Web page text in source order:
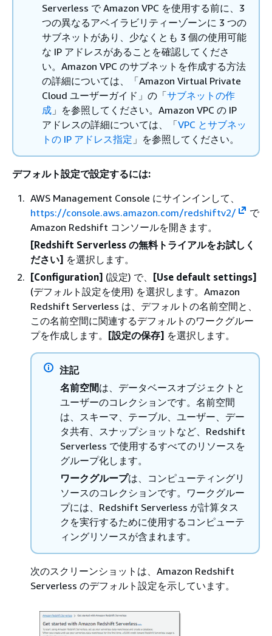
Serverless で Amazon VPC を使用する前に、3
つの異なるアベイラビリティーゾーンに 3 つの
サブネットがあり、少なくとも 3 個の使用可能
な IP アドレスがあることを確認してくださ
い。Amazon VPC のサブネットを作成する方法
の詳細については、「Amazon Virtual Private
Cloud ユーザーガイド」の「サブネットの作
成 」を参照してください。 Amazon VPC の IP
アドレスの詳細については、「VPC とサブネッ
トの IP アドレス指定 」を参照してください。
デフォルト設定で設定するには:
AWS Management Console にサインインして、
https://console.aws.amazon.com/redshiftv2/
で
Amazon Redshift コンソールを開きます。
[Redshift Serverless の無料トライアルをお試しく
ださい] を選択します。
[Configuration] (設定) で、
[Use default settings]
(デフォルト設定を使用) を選択します。Amazon
Redshift Serverless は、デフォルトの名前空間と、
この名前空間に関連するデフォルトのワークグルー
プを作成します。
[設定の保存] を選択します。
注記
名前空間は、データベースオブジェクトと
ユーザーのコレクションです。名前空間
は、スキーマ、テーブル、ユーザー、デー
タ共有、スナップショットなど、Redshift
Serverless で使用するすべてのリソースを
グループ化します。
ワークグループは、コンピューティングリ
ソースのコレクションです。ワークグルー
プには、Redshift Serverless が計算タス
クを実行するために使用するコンピューテ
ィングリソースが含まれます。
次のスクリーンショットは、Amazon Redshift
Serverless のデフォルト設定を示しています。